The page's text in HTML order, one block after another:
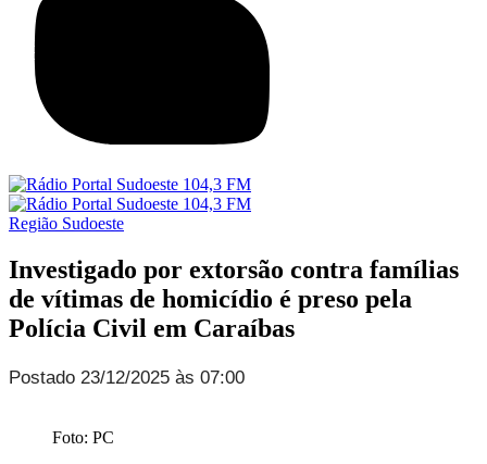
Região Sudoeste
Investigado por extorsão contra famílias
de vítimas de homicídio é preso pela
Polícia Civil em Caraíbas
Postado 23/12/2025 às 07:00
Foto: PC